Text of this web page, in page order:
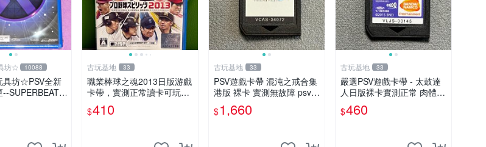
坊☆ 10088
坊☆PSV全新
SUPERBEAT:
古玩基地 33
職業棒球之魂2013日版游戲
卡帶，實測正常讀卡可玩，
少量包裝壓痕，適合收藏家
嚴選 職業棒球 2013 日版 游
$410
古玩基地 33
PSV遊戲卡帶 混沌之戒合集
港版 裸卡 實測無故障 psv
測試正常 港版合集
$1,660
古玩基地 33
嚴選PSV遊戲卡帶 - 太鼓達
人日版裸卡實測正常 肉體直
銷 Sony官方認證 太鼓達人
PSV 日版裸卡 測試無誤 PS
$460